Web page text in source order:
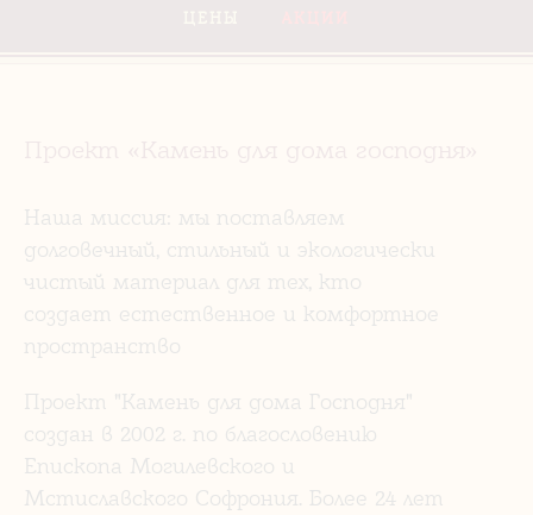
Наша миссия: мы поставляем
долговечный, стильный и экологически
чистый материал для тех, кто
создает естественное и комфортное
пространство
Проект "Камень для дома Господня"
создан в 2002 г. по благословению
Епископа Могилевского и
Мстиславского Софрония. Более 24 лет